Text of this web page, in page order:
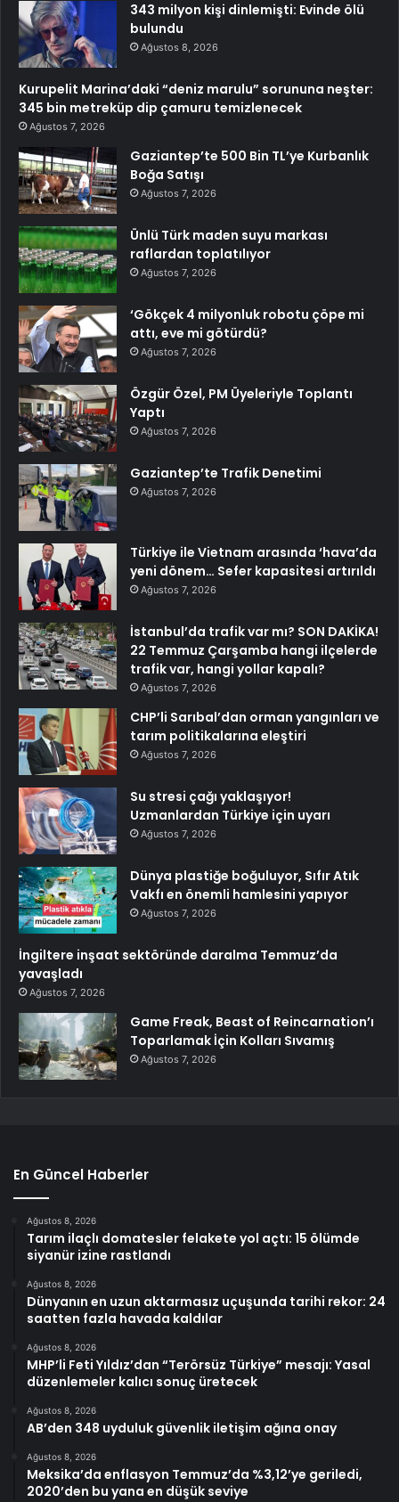
343 milyon kişi dinlemişti: Evinde ölü
bulundu
Ağustos 8, 2026
Kurupelit Marina’daki “deniz marulu” sorununa neşter:
345 bin metreküp dip çamuru temizlenecek
Ağustos 7, 2026
Gaziantep’te 500 Bin TL’ye Kurbanlık
Boğa Satışı
Ağustos 7, 2026
Ünlü Türk maden suyu markası
raflardan toplatılıyor
Ağustos 7, 2026
‘Gökçek 4 milyonluk robotu çöpe mi
attı, eve mi götürdü?
Ağustos 7, 2026
Özgür Özel, PM Üyeleriyle Toplantı
Yaptı
Ağustos 7, 2026
Gaziantep’te Trafik Denetimi
Ağustos 7, 2026
Türkiye ile Vietnam arasında ‘hava’da
yeni dönem… Sefer kapasitesi artırıldı
Ağustos 7, 2026
İstanbul’da trafik var mı? SON DAKİKA!
22 Temmuz Çarşamba hangi ilçelerde
trafik var, hangi yollar kapalı?
Ağustos 7, 2026
CHP’li Sarıbal’dan orman yangınları ve
tarım politikalarına eleştiri
Ağustos 7, 2026
Su stresi çağı yaklaşıyor!
Uzmanlardan Türkiye için uyarı
Ağustos 7, 2026
Dünya plastiğe boğuluyor, Sıfır Atık
Vakfı en önemli hamlesini yapıyor
Ağustos 7, 2026
İngiltere inşaat sektöründe daralma Temmuz’da
yavaşladı
Ağustos 7, 2026
Game Freak, Beast of Reincarnation’ı
Toparlamak İçin Kolları Sıvamış
Ağustos 7, 2026
En Güncel Haberler
Ağustos 8, 2026
Tarım ilaçlı domatesler felakete yol açtı: 15 ölümde
siyanür izine rastlandı
Ağustos 8, 2026
Dünyanın en uzun aktarmasız uçuşunda tarihi rekor: 24
saatten fazla havada kaldılar
Ağustos 8, 2026
MHP’li Feti Yıldız’dan “Terörsüz Türkiye” mesajı: Yasal
düzenlemeler kalıcı sonuç üretecek
Ağustos 8, 2026
AB’den 348 uyduluk güvenlik iletişim ağına onay
Ağustos 8, 2026
Meksika’da enflasyon Temmuz’da %3,12’ye geriledi,
2020’den bu yana en düşük seviye